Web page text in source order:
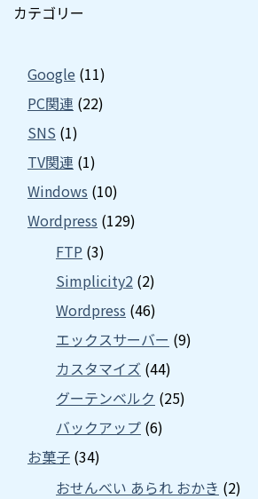
カテゴリー
Google (11)
PC関連 (22)
SNS (1)
TV関連 (1)
Windows (10)
Wordpress (129)
FTP (3)
Simplicity2 (2)
Wordpress (46)
エックスサーバー (9)
カスタマイズ (44)
グーテンベルク (25)
バックアップ (6)
お菓子 (34)
おせんべい あられ おかき (2)